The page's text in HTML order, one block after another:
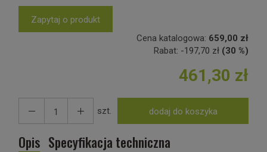
Zapytaj o produkt
Cena katalogowa: 659,00 zł
Rabat: -197,70 zł (30 %)
461,30 zł
szt. dodaj do koszyka
Opis Specyfikacja techniczna